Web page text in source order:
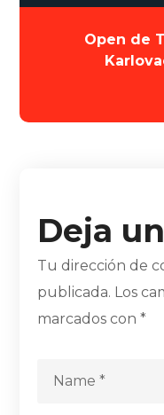
Open de
Deja
Tu dirección de
publicada. Los
marcados con*